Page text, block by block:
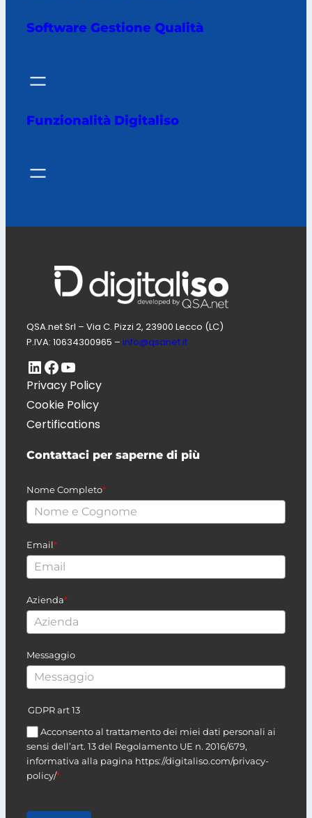
Software Gestione Qualità
Funzionalità Digitaliso
QSA.net Srl – Via C. Pizzi 2, 23900 Lecco (LC)
P.IVA: 10634300965 – info@qsanet.it
LinkedIn Pagina Facebook di Digitaliso Canale Youtube di QSA.net
Privacy Policy
Cookie Policy
Certifications
Contattaci per saperne di più
Nome Completo*
Email*
Azienda*
Messaggio
GDPR art 13
Acconsento al trattamento dei miei dati personali ai
sensi dell’art. 13 del Regolamento UE n. 2016/679,
informativa alla pagina https://digitaliso.com/privacy-
policy/*